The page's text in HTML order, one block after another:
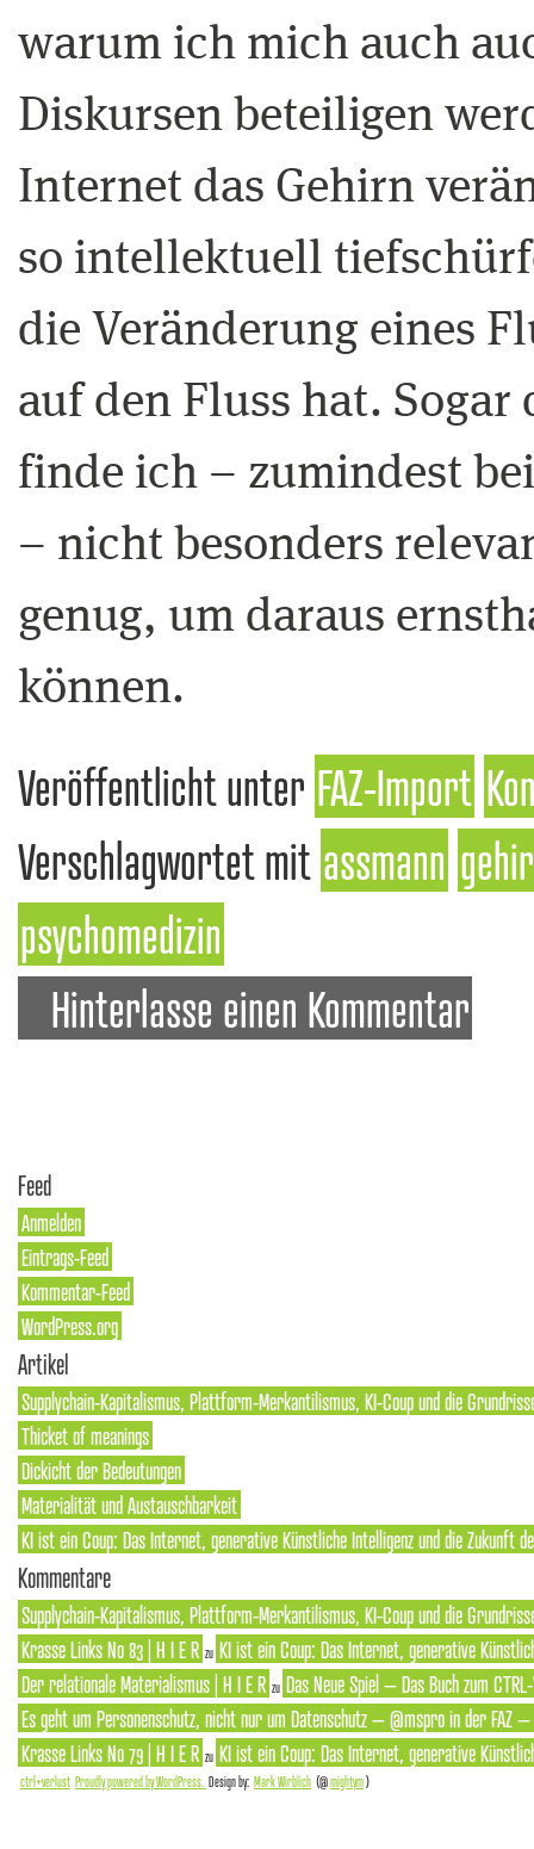
warum ich mich auch
Diskursen beteiligen
Internet das Gehirn
so intellektuell
die Veränderung eines
auf den Fluss hat. Sogar
finde ich – zumindest
– nicht besonders
genug, um daraus
können.
Veröffentlicht unter FAZ-Import
Verschlagwortet mit assmann
psychomedizin
Hinterlasse einen Kommentar
Feed
Anmelden
Eintrags-Feed
Kommentar-Feed
WordPress.org
Artikel
Supplychain-Kapitalismus, Plattform-Merkantilismus, KI-Coup und die
Thicket of meanings
Dickicht der Bedeutungen
Materialität und Austauschbarkeit
KI ist ein Coup: Das Internet, generative Künstliche Intelligenz und die Zukunft
Kommentare
Supplychain-Kapitalismus, Plattform-Merkantilismus, KI-Coup und die
Krasse Links No 83 | H I E R zu KI ist ein Coup: Das Internet, generative
Der relationale Materialismus | H I E R zu Das Neue Spiel – Das Buch zum
Es geht um Personenschutz, nicht nur um Datenschutz – @mspro in der FAZ
Krasse Links No 79 | H I E R zu KI ist ein Coup: Das Internet, generative
ctrl+verlust Proudly powered by WordPress. Design by: Mark Wirblich (@mightym)